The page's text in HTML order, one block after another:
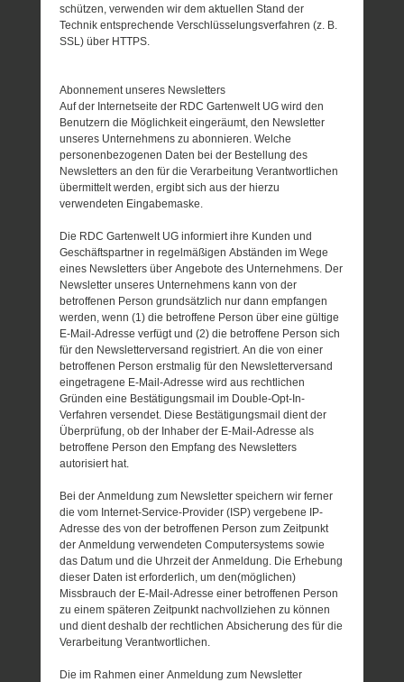
schützen, verwenden wir dem aktuellen Stand der
Technik entsprechende Verschlüsselungsverfahren (z. B.
SSL) über HTTPS.
Abonnement unseres Newsletters
Auf der Internetseite der RDC Gartenwelt UG wird den
Benutzern die Möglichkeit eingeräumt, den Newsletter
unseres Unternehmens zu abonnieren. Welche
personenbezogenen Daten bei der Bestellung des
Newsletters an den für die Verarbeitung Verantwortlichen
übermittelt werden, ergibt sich aus der hierzu
verwendeten Eingabemaske.
Die RDC Gartenwelt UG informiert ihre Kunden und
Geschäftspartner in regelmäßigen Abständen im Wege
eines Newsletters über Angebote des Unternehmens. Der
Newsletter unseres Unternehmens kann von der
betroffenen Person grundsätzlich nur dann empfangen
werden, wenn (1) die betroffene Person über eine gültige
E-Mail-Adresse verfügt und (2) die betroffene Person sich
für den Newsletterversand registriert. An die von einer
betroffenen Person erstmalig für den Newsletterversand
eingetragene E-Mail-Adresse wird aus rechtlichen
Gründen eine Bestätigungsmail im Double-Opt-In-
Verfahren versendet. Diese Bestätigungsmail dient der
Überprüfung, ob der Inhaber der E-Mail-Adresse als
betroffene Person den Empfang des Newsletters
autorisiert hat.
Bei der Anmeldung zum Newsletter speichern wir ferner
die vom Internet-Service-Provider (ISP) vergebene IP-
Adresse des von der betroffenen Person zum Zeitpunkt
der Anmeldung verwendeten Computersystems sowie
das Datum und die Uhrzeit der Anmeldung. Die Erhebung
dieser Daten ist erforderlich, um den(möglichen)
Missbrauch der E-Mail-Adresse einer betroffenen Person
zu einem späteren Zeitpunkt nachvollziehen zu können
und dient deshalb der rechtlichen Absicherung des für die
Verarbeitung Verantwortlichen.
Die im Rahmen einer Anmeldung zum Newsletter